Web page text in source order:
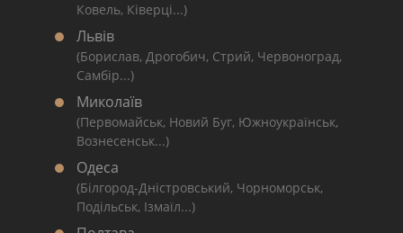
Ковель, Ківерці...)
Львів
(Борислав, Дрогобич, Стрий, Червоноград,
Самбір...)
Миколаїв
(Первомайськ, Новий Буг, Южноукраїнськ,
Вознесенськ...)
Одеса
(Білгород-Дністровський, Чорноморськ,
Подільськ, Ізмаїл...)